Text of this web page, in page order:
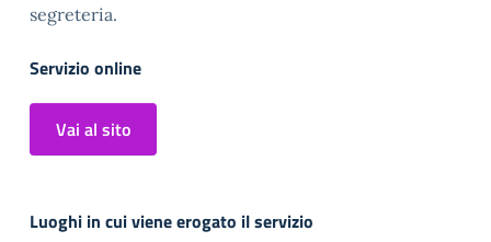
segreteria.
Servizio online
Vai al sito
Luoghi in cui viene erogato il servizio